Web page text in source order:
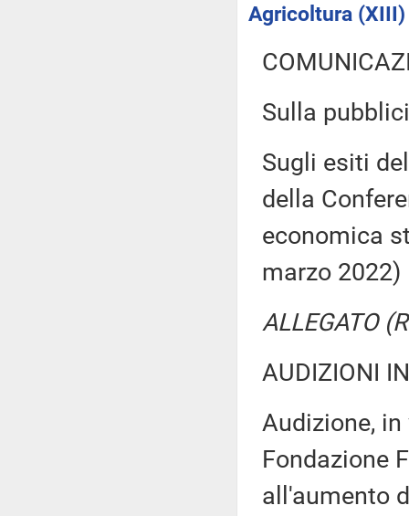
Agricoltura (XIII)
Sulla
Sugli esiti
della
economica
marzo 2022)
ALLEGATO
AUDIZIONI
Audizione,
Fondazione
all'aumento